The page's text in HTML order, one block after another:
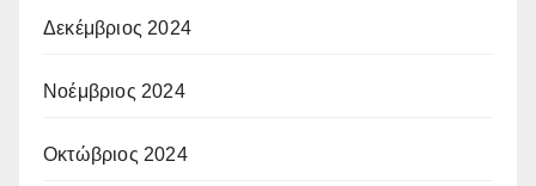
Δεκέμβριος 2024
Νοέμβριος 2024
Οκτώβριος 2024